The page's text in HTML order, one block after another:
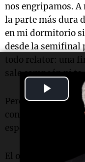
Play
nos engripamos.
la parte más dura
en mi dormitorio
desde la semifinal
todo relator: una
sale campeón ni
Pero casi que no
concentrado en lo
esperan que vos
El otro día vi la